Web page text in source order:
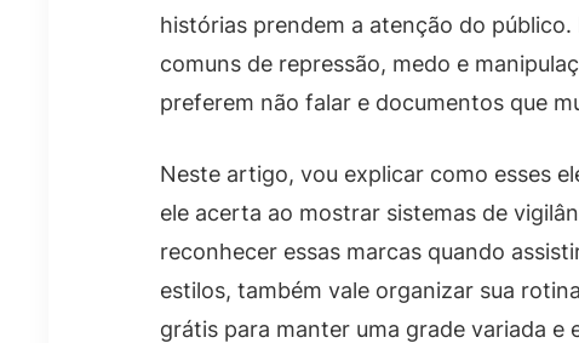
histórias prendem a atenção do
comuns de repressão, medo e
preferem não falar e documentos que
Neste artigo, vou explicar como esses
ele acerta ao mostrar sistemas de
reconhecer essas marcas quando
estilos, também vale organizar sua
grátis para manter uma grade variada e